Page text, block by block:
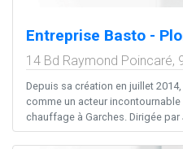
Entreprise Basto -
14 Bd Raymond Poincaré,
Depuis sa création en juillet
comme un acteur
chauffage à Garches. Dirigée par